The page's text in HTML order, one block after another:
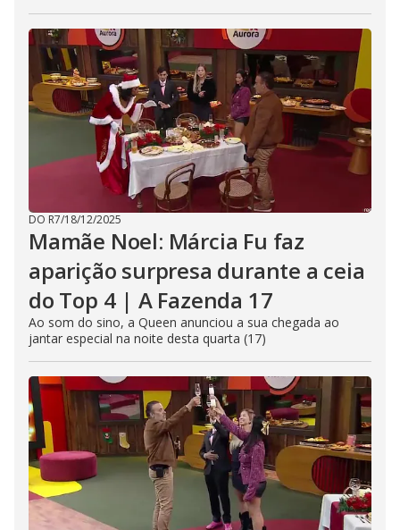
DO R7/18/12/2025
Mamãe Noel: Márcia Fu faz
aparição surpresa durante a ceia
do Top 4 | A Fazenda 17
Ao som do sino, a Queen anunciou a sua chegada ao
jantar especial na noite desta quarta (17)